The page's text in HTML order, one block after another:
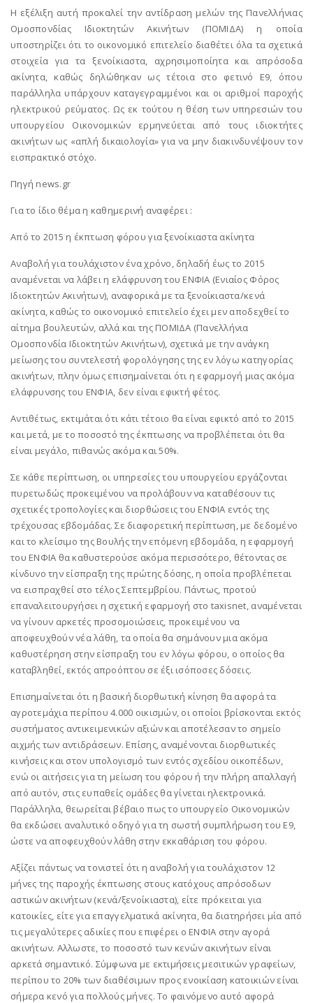
Η εξέλιξη αυτή προκαλεί την αντίδραση μελών της Πανελλήνιας
Ομοσπονδίας Ιδιοκτητών Ακινήτων (ΠΟΜΙΔΑ) η οποία
υποστηρίζει ότι το οικονομικό επιτελείο διαθέτει όλα τα σχετικά
στοιχεία για τα ξενοίκιαστα, αχρησιμοποίητα και απρόσοδα
ακίνητα, καθώς δηλώθηκαν ως τέτοια στο φετινό Ε9, όπου
παράλληλα υπάρχουν καταγεγραμμένοι και οι αριθμοί παροχής
ηλεκτρικού ρεύματος. Ως εκ τούτου η θέση των υπηρεσιών του
υπουργείου Οικονομικών ερμηνεύεται από τους ιδιοκτήτες
ακινήτων ως «απλή δικαιολογία» για να μην διακινδυνέψουν τον
εισπρακτικό στόχο.
Πηγή news.gr
Για το ίδιο θέμα η καθημερινή αναφέρει :
Από το 2015 η έκπτωση φόρου για ξενοίκιαστα ακίνητα
Αναβολή για τουλάχιστον ένα χρόνο, δηλαδή έως το 2015
αναμένεται να λάβει η ελάφρυνση του ΕΝΦΙΑ (Ενιαίος Φόρος
Ιδιοκτητών Ακινήτων), αναφορικά με τα ξενοίκιαστα/κενά
ακίνητα, καθώς το οικονομικό επιτελείο έχει μεν αποδεχθεί το
αίτημα βουλευτών, αλλά και της ΠΟΜΙΔΑ (Πανελλήνια
Ομοσπονδία Ιδιοκτητών Ακινήτων), σχετικά με την ανάγκη
μείωσης του συντελεστή φορολόγησης της εν λόγω κατηγορίας
ακινήτων, πλην όμως επισημαίνεται ότι η εφαρμογή μιας ακόμα
ελάφρυνσης του ΕΝΦΙΑ, δεν είναι εφικτή φέτος.
Αντιθέτως, εκτιμάται ότι κάτι τέτοιο θα είναι εφικτό από το 2015
και μετά, με το ποσοστό της έκπτωσης να προβλέπεται ότι θα
είναι μεγάλο, πιθανώς ακόμα και 50%.
Σε κάθε περίπτωση, οι υπηρεσίες του υπουργείου εργάζονται
πυρετωδώς προκειμένου να προλάβουν να καταθέσουν τις
σχετικές τροπολογίες και διορθώσεις του ΕΝΦΙΑ εντός της
τρέχουσας εβδομάδας. Σε διαφορετική περίπτωση, με δεδομένο
και το κλείσιμο της Βουλής την επόμενη εβδομάδα, η εφαρμογή
του ΕΝΦΙΑ θα καθυστερούσε ακόμα περισσότερο, θέτοντας σε
κίνδυνο την είσπραξη της πρώτης δόσης, η οποία προβλέπεται
να εισπραχθεί στο τέλος Σεπτεμβρίου. Πάντως, προτού
επαναλειτουργήσει η σχετική εφαρμογή στο taxisnet, αναμένεται
να γίνουν αρκετές προσομοιώσεις, προκειμένου να
αποφευχθούν νέα λάθη, τα οποία θα σημάνουν μια ακόμα
καθυστέρηση στην είσπραξη του εν λόγω φόρου, ο οποίος θα
καταβληθεί, εκτός απροόπτου σε έξι ισόποσες δόσεις.
Επισημαίνεται ότι η βασική διορθωτική κίνηση θα αφορά τα
αγροτεμάχια περίπου 4.000 οικισμών, οι οποίοι βρίσκονται εκτός
συστήματος αντικειμενικών αξιών και αποτέλεσαν το σημείο
αιχμής των αντιδράσεων. Επίσης, αναμένονται διορθωτικές
κινήσεις και στον υπολογισμό των εντός σχεδίου οικοπέδων,
ενώ οι αιτήσεις για τη μείωση του φόρου ή την πλήρη απαλλαγή
από αυτόν, στις ευπαθείς ομάδες θα γίνεται ηλεκτρονικά.
Παράλληλα, θεωρείται βέβαιο πως το υπουργείο Οικονομικών
θα εκδώσει αναλυτικό οδηγό για τη σωστή συμπλήρωση του Ε9,
ώστε να αποφευχθούν λάθη στην εκκαθάριση του φόρου.
Αξίζει πάντως να τονιστεί ότι η αναβολή για τουλάχιστον 12
μήνες της παροχής έκπτωσης στους κατόχους απρόσοδων
αστικών ακινήτων (κενά/ξενοίκιαστα), είτε πρόκειται για
κατοικίες, είτε για επαγγελματικά ακίνητα, θα διατηρήσει μία από
τις μεγαλύτερες αδικίες που επιφέρει ο ΕΝΦΙΑ στην αγορά
ακινήτων. Αλλωστε, το ποσοστό των κενών ακινήτων είναι
αρκετά σημαντικό. Σύμφωνα με εκτιμήσεις μεσιτικών γραφείων,
περίπου το 20% των διαθέσιμων προς ενοικίαση κατοικιών είναι
σήμερα κενό για πολλούς μήνες. Το φαινόμενο αυτό αφορά